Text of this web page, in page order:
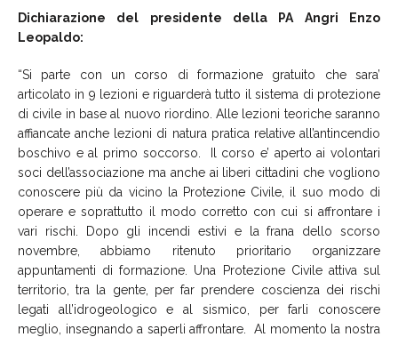
Dichiarazione del presidente della PA Angri Enzo
Leopaldo:
“Si parte con un corso di formazione gratuito che sara’
articolato in 9 lezioni e riguarderà tutto il sistema di protezione
di civile in base al nuovo riordino. Alle lezioni teoriche saranno
affiancate anche lezioni di natura pratica relative all’antincendio
boschivo e al primo soccorso. Il corso e’ aperto ai volontari
soci dell’associazione ma anche ai liberi cittadini che vogliono
conoscere più da vicino la Protezione Civile, il suo modo di
operare e soprattutto il modo corretto con cui si affrontare i
vari rischi. Dopo gli incendi estivi e la frana dello scorso
novembre, abbiamo ritenuto prioritario organizzare
appuntamenti di formazione. Una Protezione Civile attiva sul
territorio, tra la gente, per far prendere coscienza dei rischi
legati all’idrogeologico e al sismico, per farli conoscere
meglio, insegnando a saperli affrontare. Al momento la nostra